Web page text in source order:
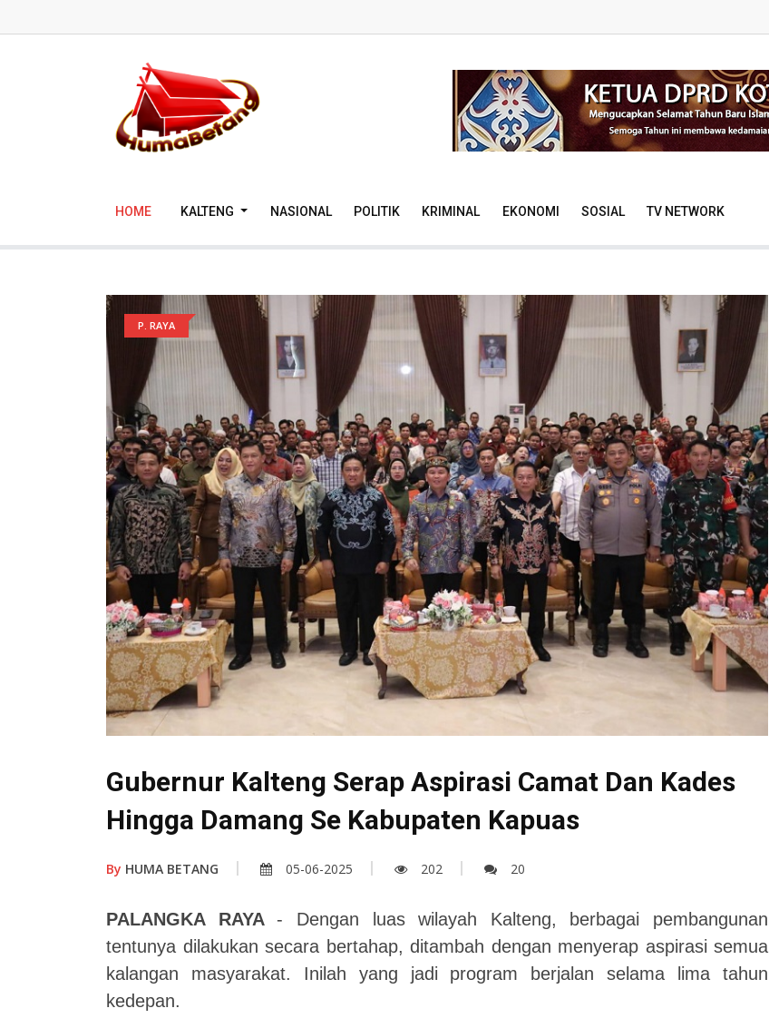
HOME KALTENG NASIONAL POLITIK KRIMINAL EKONOMI SOSIAL TV NETWORK
P. RAYA
Gubernur Kalteng Serap Aspirasi Camat Dan Kades
Hingga Damang Se Kabupaten Kapuas
By HUMA BETANG 05-06-2025 202 20
PALANGKA RAYA
- Dengan luas wilayah Kalteng, berbagai pembangunan
tentunya dilakukan secara bertahap, ditambah dengan menyerap aspirasi semua
kalangan masyarakat. Inilah yang jadi program berjalan selama lima tahun
kedepan.